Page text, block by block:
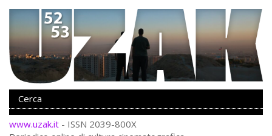
www.uzak.it - ISSN 2039-800X